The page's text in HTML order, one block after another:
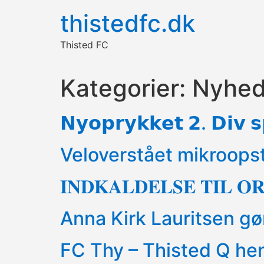
thistedfc.dk
Thisted FC
Kategorier:
𝗡𝘆𝗼𝗽𝗿𝘆𝗸𝗸𝗲𝘁 𝟮. 𝗗𝗶𝘃
Veloverstået
𝐈𝐍𝐃𝐊𝐀𝐋𝐃𝐄𝐋𝐒𝐄 𝐓𝐈𝐋
Anna Kirk Lauritsen
FC Thy – Thisted Q